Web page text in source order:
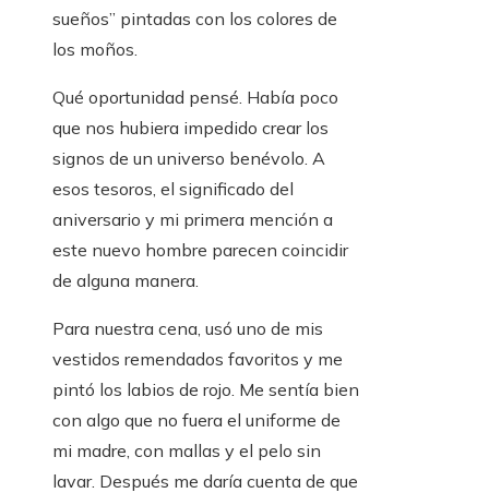
sueños” pintadas con los colores de
los moños.
Qué oportunidad pensé. Había poco
que nos hubiera impedido crear los
signos de un universo benévolo. A
esos tesoros, el significado del
aniversario y mi primera mención a
este nuevo hombre parecen coincidir
de alguna manera.
Para nuestra cena, usó uno de mis
vestidos remendados favoritos y me
pintó los labios de rojo. Me sentía bien
con algo que no fuera el uniforme de
mi madre, con mallas y el pelo sin
lavar. Después me daría cuenta de que